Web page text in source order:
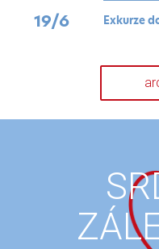
19/6 Exkurze